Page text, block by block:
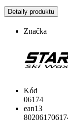
Detaily produktu
Značka
Kód
06174
ean13